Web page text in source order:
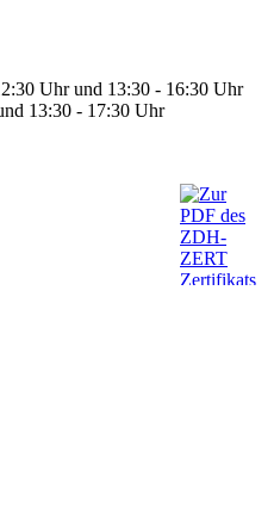
Uhr und 13:30 - 16:30 Uhr
13:30 - 17:30 Uhr